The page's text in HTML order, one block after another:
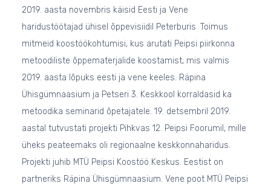
2019. aasta novembris käisid Eesti ja Vene
haridustöötajad ühisel õppevisiidil Peterburis. Toimus
mitmeid koostöökohtumisi, kus arutati Peipsi piirkonna
metoodiliste õppematerjalide koostamist, mis valmis
2019. aasta lõpuks eesti ja vene keeles. Räpina
Ühisgümnaasium ja Petseri 3. Keskkool korraldasid ka
metoodika seminarid õpetajatele. 19. detsembril 2019.
aastal tutvustati projekti Pihkvas 12. Peipsi Foorumil, mille
üheks peateemaks oli regionaalne keskkonnaharidus.
Projekti juhib MTÜ Peipsi Koostöö Keskus. Eestist on
partneriks Räpina Ühisgümnaasium. Vene poot MTÜ Peipsi